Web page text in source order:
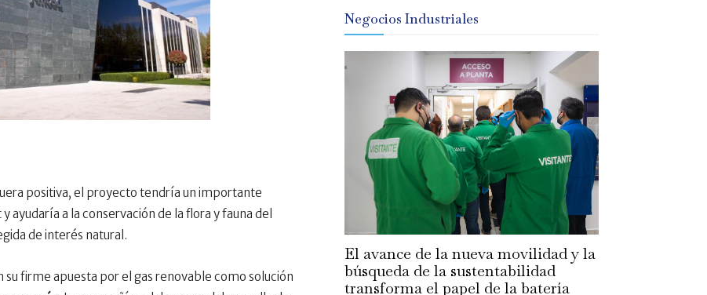
positiva, el proyecto tendría un importante
a la conservación de la flora y fauna del
de interés natural.
su firme apuesta por el gas renovable como solución
Negocios Industriales
El avance de la nueva movilidad y la
búsqueda de la sustentabilidad
transforma el papel de la batería